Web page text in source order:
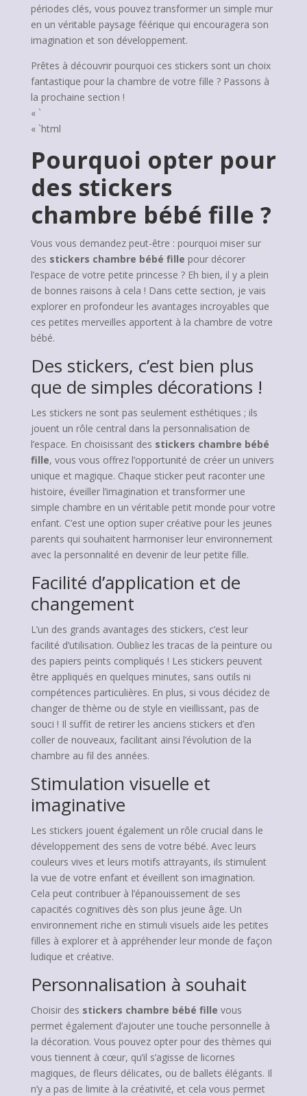
périodes clés, vous pouvez transformer un simple mur
en un véritable paysage féérique qui encouragera son
imagination et son développement.
Prêtes à découvrir pourquoi ces stickers sont un choix
fantastique pour la chambre de votre fille ? Passons à
la prochaine section !
« `
« `html
Pourquoi opter pour
des stickers
chambre bébé fille ?
Vous vous demandez peut-être : pourquoi miser sur
des stickers chambre bébé fille pour décorer
l’espace de votre petite princesse ? Eh bien, il y a plein
de bonnes raisons à cela ! Dans cette section, je vais
explorer en profondeur les avantages incroyables que
ces petites merveilles apportent à la chambre de votre
bébé.
Des stickers, c’est bien plus
que de simples décorations !
Les stickers ne sont pas seulement esthétiques ; ils
jouent un rôle central dans la personnalisation de
l’espace. En choisissant des stickers chambre bébé
fille, vous vous offrez l’opportunité de créer un univers
unique et magique. Chaque sticker peut raconter une
histoire, éveiller l’imagination et transformer une
simple chambre en un véritable petit monde pour votre
enfant. C’est une option super créative pour les jeunes
parents qui souhaitent harmoniser leur environnement
avec la personnalité en devenir de leur petite fille.
Facilité d’application et de
changement
L’un des grands avantages des stickers, c’est leur
facilité d’utilisation. Oubliez les tracas de la peinture ou
des papiers peints compliqués ! Les stickers peuvent
être appliqués en quelques minutes, sans outils ni
compétences particulières. En plus, si vous décidez de
changer de thème ou de style en vieillissant, pas de
souci ! Il suffit de retirer les anciens stickers et d’en
coller de nouveaux, facilitant ainsi l’évolution de la
chambre au fil des années.
Stimulation visuelle et
imaginative
Les stickers jouent également un rôle crucial dans le
développement des sens de votre bébé. Avec leurs
couleurs vives et leurs motifs attrayants, ils stimulent
la vue de votre enfant et éveillent son imagination.
Cela peut contribuer à l’épanouissement de ses
capacités cognitives dès son plus jeune âge. Un
environnement riche en stimuli visuels aide les petites
filles à explorer et à appréhender leur monde de façon
ludique et créative.
Personnalisation à souhait
Choisir des stickers chambre bébé fille vous
permet également d’ajouter une touche personnelle à
la décoration. Vous pouvez opter pour des thèmes qui
vous tiennent à cœur, qu’il s’agisse de licornes
magiques, de fleurs délicates, ou de ballets élégants. Il
n’y a pas de limite à la créativité, et cela vous permet